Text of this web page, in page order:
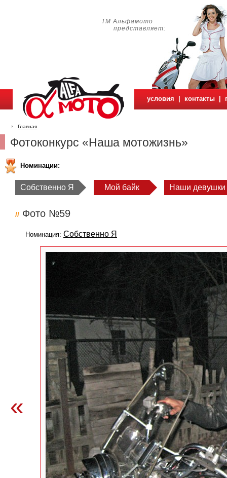
ТМ Альфамото
представляет:
условия контакты
Главная
Фотоконкурс «Наша мотожизнь»
Номинации:
Собственно Я Мой байк Наши девушки
// Фото №59
Номинация: Собственно Я
«